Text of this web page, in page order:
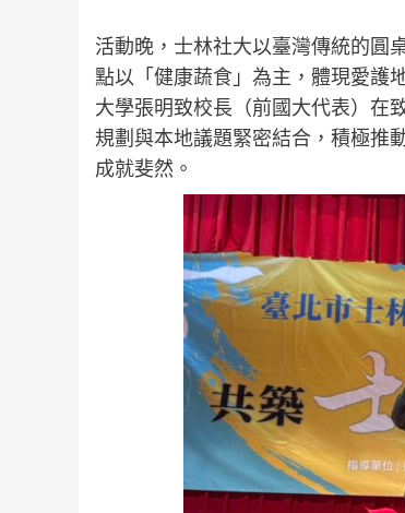
活動晚，士林社大以臺灣傳統的圓
點以「健康蔬食」為主，體現愛護
大學張明致校長（前國大代表）在
規劃與本地議題緊密結合，積極推
成就斐然。